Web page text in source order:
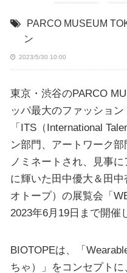
PARCO MUSEUM
ン
2023/5/30 10:00
東京・渋谷のPARCO
ッパ最大のファッショ
「ITS（International
ン部門、アートワーク
ノミネートされ、見事
に輝いた田中優大＆田
オトープ）の展覧会「
2023年6月19日まで開催
BIOTOPEは、「
ちゃ）」をコンセプト